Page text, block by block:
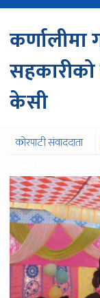
कर्णालीमा
सहकारीको
केसी
कोरपाटी संवाददाता